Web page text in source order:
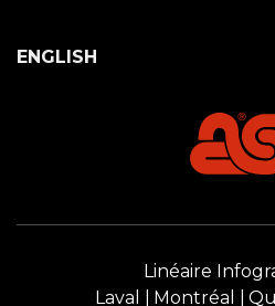
ENGLISH
Linéaire
Laval
Montréal